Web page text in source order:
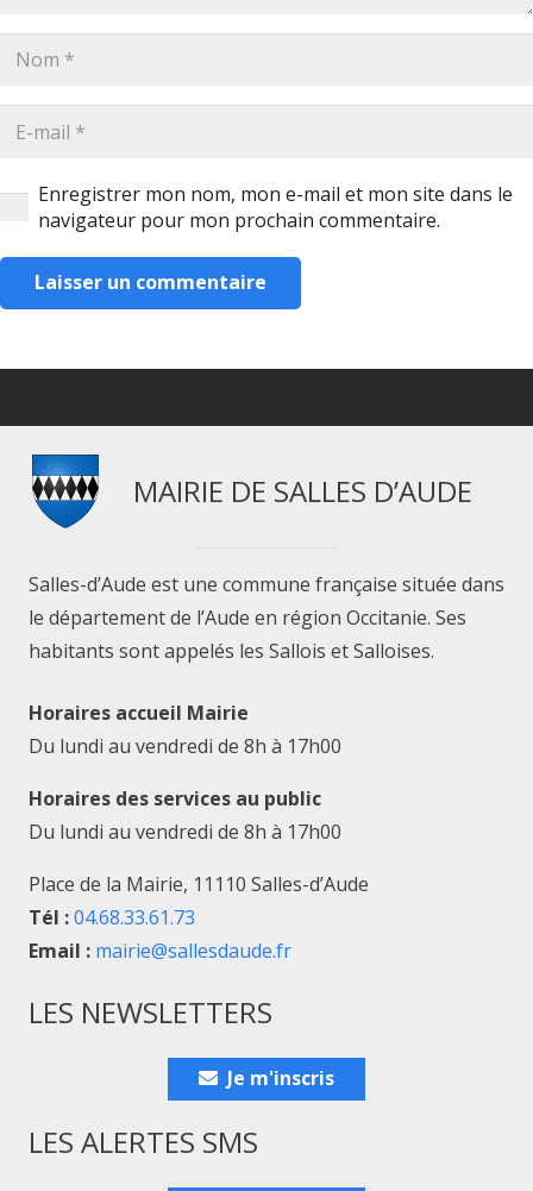
Enregistrer mon nom, mon e-mail et mon site dans le
navigateur pour mon prochain commentaire.
Laisser un commentaire
MAIRIE DE SALLES D’AUDE
Salles-d’Aude est une commune française située dans
le département de l’Aude en région Occitanie. Ses
habitants sont appelés les Sallois et Salloises.
Horaires accueil Mairie
Du lundi au vendredi de 8h à 17h00
Horaires des services au public
Du lundi au vendredi de 8h à 17h00
Place de la Mairie, 11110 Salles-d’Aude
Tél :04.68.33.61.73
Email : mairie@sallesdaude.fr
LES NEWSLETTERS
Je m'inscris
LES ALERTES SMS